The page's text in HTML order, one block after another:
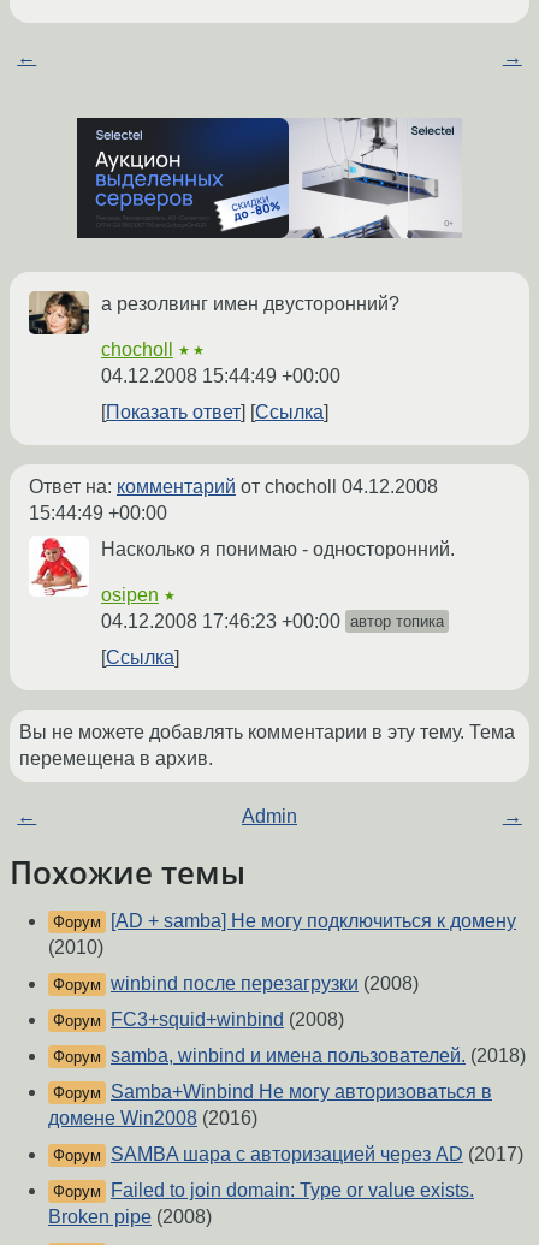
← →
а резолвинг имен двусторонний?
chocholl ★★
04.12.2008 15:44:49 +00:00
Показать ответ
Ссылка
Ответ на: комментарий от chocholl 04.12.2008
15:44:49 +00:00
Насколько я понимаю - односторонний.
osipen ★
04.12.2008 17:46:23 +00:00 автор топика
Ссылка
Вы не можете добавлять комментарии в эту тему. Тема
перемещена в архив.
← Admin →
Похожие темы
Форум
[AD + samba] Не могу подключиться к домену
(2010)
Форум winbind после перезагрузки (2008)
Форум FC3+squid+winbind (2008)
Форум samba, winbind и имена пользователей. (2018)
Форум
Samba+Winbind Не могу авторизоваться в
домене Win2008 (2016)
Форум SAMBA шара с авторизацией через AD (2017)
Форум
Failed to join domain: Type or value exists.
Broken pipe (2008)